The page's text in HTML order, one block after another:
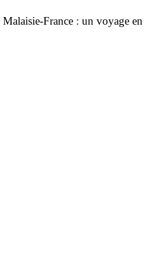
Malaisie-France : un voyage en